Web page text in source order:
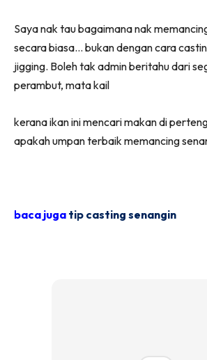
Saya nak tau bagaimana nak
secara biasa… bukan dengan cara
jigging. Boleh tak admin beritahu dari
perambut, mata kail
kerana ikan ini mencari makan di
apakah umpan terbaik memancing
baca juga tip casting senangin